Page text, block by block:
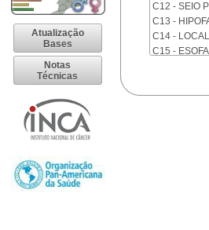
Atualização
Bases
Notas
Técnicas
C12 - SEIO
C13 -
C14 -
C15 -
C18 -